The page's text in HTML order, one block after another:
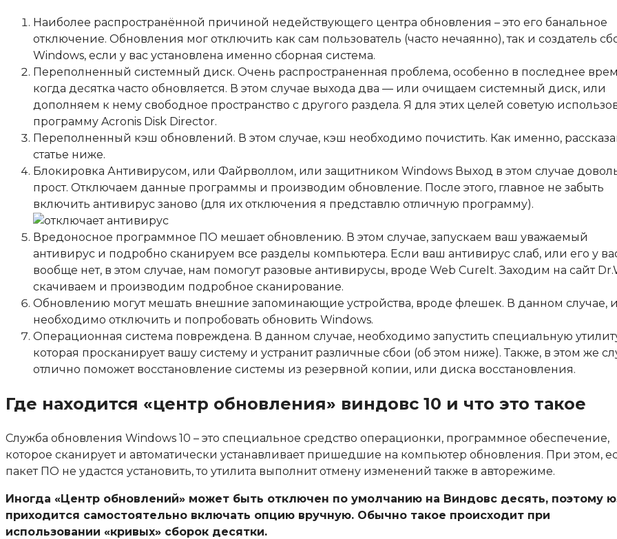
Наиболее распространённой причиной недействующего центра обновления – это его банальное
отключение. Обновления мог отключить как сам пользователь (часто нечаянно), так и создатель
Windows, если у вас установлена именно сборная система.
Переполненный системный диск. Очень распространенная проблема, особенно в последнее
когда десятка часто обновляется. В этом случае выхода два — или очищаем системный диск, или
дополняем к нему свободное пространство с другого раздела. Я для этих целей советую
программу Acronis Disk Director.
Переполненный кэш обновлений. В этом случае, кэш необходимо почистить. Как именно,
статье ниже.
Блокировка Антивирусом, или Файрволлом, или защитником Windows Выход в этом случае
прост. Отключаем данные программы и производим обновление. После этого, главное не забыть
включить антивирус заново (для их отключения я представлю отличную программу).
Вредоносное программное ПО мешает обновлению. В этом случае, запускаем ваш уважаемый
антивирус и подробно сканируем все разделы компьютера. Если ваш антивирус слаб, или его у
вообще нет, в этом случае, нам помогут разовые антивирусы, вроде Web CureIt. Заходим на сайт
скачиваем и производим подробное сканирование.
Обновлению могут мешать внешние запоминающие устройства, вроде флешек. В данном случае,
необходимо отключить и попробовать обновить Windows.
Операционная система повреждена. В данном случае, необходимо запустить специальную
которая просканирует вашу систему и устранит различные сбои (об этом ниже). Также, в этом же
отлично поможет восстановление системы из резервной копии, или диска восстановления.
Где находится «центр обновления» виндовс 10 и что это такое
Служба обновления Windows 10 – это специальное средство операционки, программное обеспечение,
которое сканирует и автоматически устанавливает пришедшие на компьютер обновления. При этом,
пакет ПО не удастся установить, то утилита выполнит отмену изменений также в авторежиме.
Иногда «Центр обновлений» может быть отключен по умолчанию на Виндовс десять, поэтому
приходится самостоятельно включать опцию вручную. Обычно такое происходит при
использовании «кривых» сборок десятки.